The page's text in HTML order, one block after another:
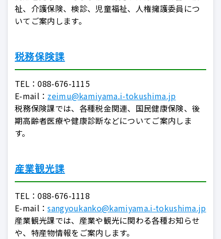
祉、介護保険、検診、児童福祉、人権擁護委員につ
いてご案内します。
税務保険課
TEL：088-676-1115
E-mail： zeimu@kamiyama.i-tokushima.jp
税務保険課では、各種税金関連、国民健康保険、後
期高齢者医療や健康診断などについてご案内しま
す。
産業観光課
TEL：088-676-1118
E-mail：sangyoukanko@kamiyama.i-tokushima.jp
産業観光課では、産業や観光に関わる各種お知らせ
や、特産物情報をご案内します。